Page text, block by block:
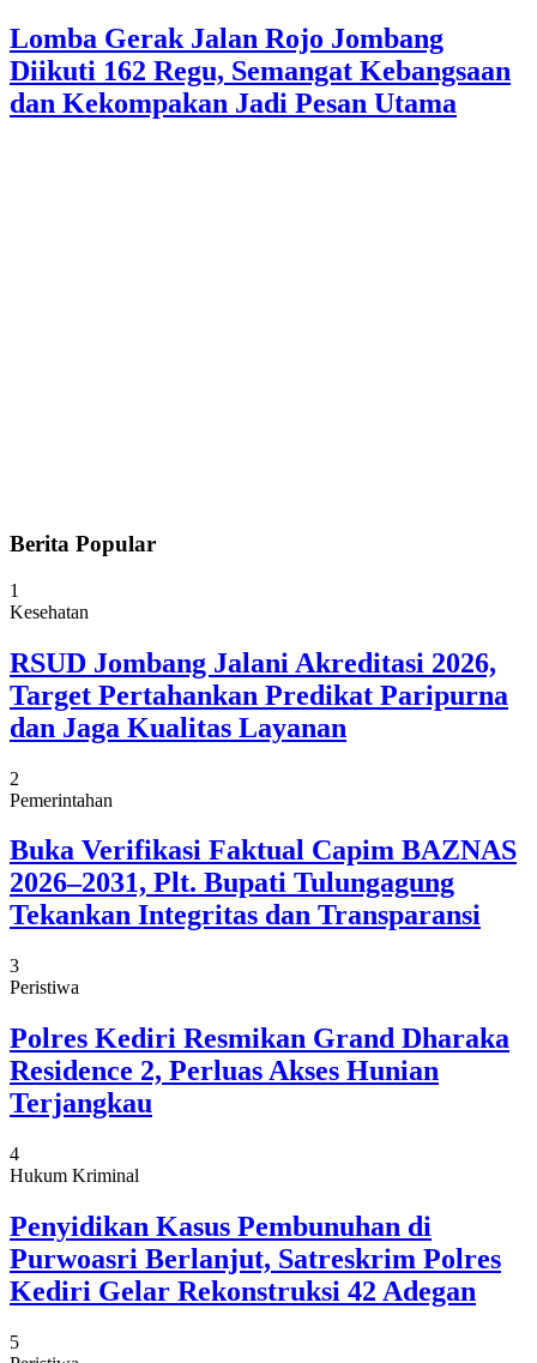
Lomba Gerak Jalan Rojo Jombang
Diikuti 162 Regu, Semangat Kebangsaan
dan Kekompakan Jadi Pesan Utama
Berita Popular
1
Kesehatan
RSUD Jombang Jalani Akreditasi 2026,
Target Pertahankan Predikat Paripurna
dan Jaga Kualitas Layanan
2
Pemerintahan
Buka Verifikasi Faktual Capim BAZNAS
2026–2031, Plt. Bupati Tulungagung
Tekankan Integritas dan Transparansi
3
Peristiwa
Polres Kediri Resmikan Grand Dharaka
Residence 2, Perluas Akses Hunian
Terjangkau
4
Hukum Kriminal
Penyidikan Kasus Pembunuhan di
Purwoasri Berlanjut, Satreskrim Polres
Kediri Gelar Rekonstruksi 42 Adegan
5